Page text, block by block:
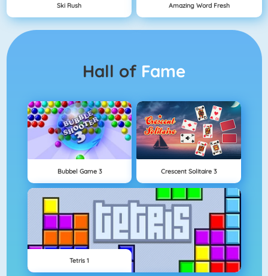
Ski Rush Amazing Word Fresh
Hall of Fame
Bubbel Game 3 Crescent Solitaire 3
Tetris 1